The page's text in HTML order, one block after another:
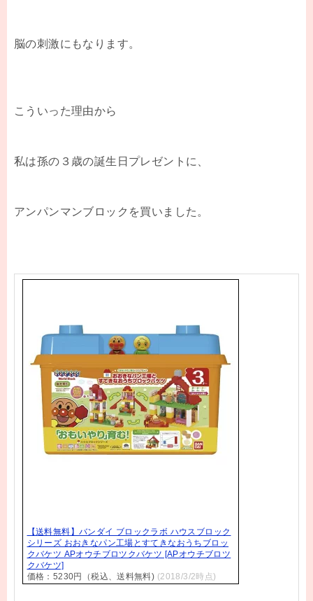
脳の刺激にもなります。
こういった理由から
私は孫の３歳の誕生日プレゼントに、
アンパンマンブロックを買いました。
【送料無料】バンダイ ブロックラボ ハウスブロック
シリーズ おおきなパン工場とすてきなおうちブロッ
クバケツ APオウチブロツクバケツ [APオウチブロツ
クバケツ]
価格：5230円（税込、送料無料) (2018/3/2時点)